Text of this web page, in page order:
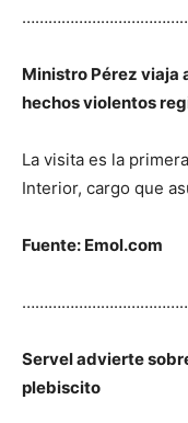
Ministro Pérez viaja
hechos violentos
La visita es la
Interior, cargo que
Fuente: Emol.com
Servel advierte
plebiscito